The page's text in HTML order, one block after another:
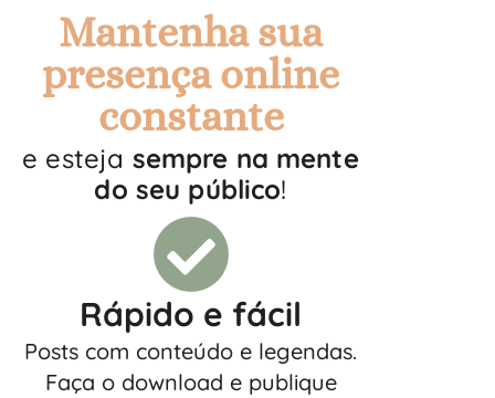
Mantenha sua
presença online
constante
e esteja sempre na mente
do seu público!
Rápido e fácil
Posts com conteúdo e legendas.
Faça o download e publique